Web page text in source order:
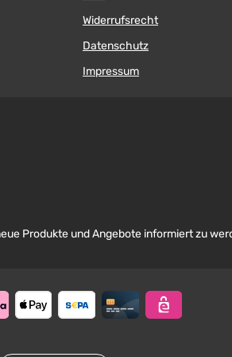
Widerrufsrecht
Datenschutz
Impressum
Produkte und Angebote informiert zu